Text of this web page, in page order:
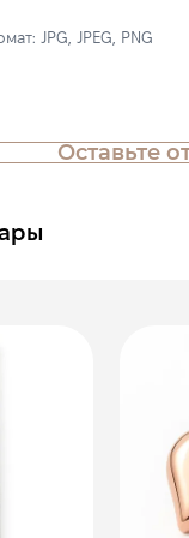
JPG, JPEG, PNG
Оставьте